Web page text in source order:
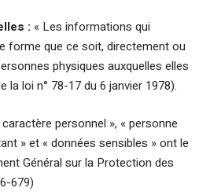
: « Les informations qui
forme que ce soit, directement ou
physiques auxquelles elles
la loi n° 78-17 du 6 janvier 1978).
personnel », « personne
» et « données sensibles » ont le
Général sur la Protection des
679)